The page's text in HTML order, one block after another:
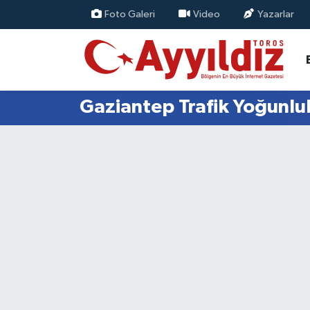
Foto Galeri Video Yazarlar
Gaziantep Trafik